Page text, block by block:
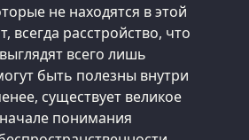
не находятся в этой
всегда расстройство, что
всего лишь
быть полезны внутри
существует великое
понимания